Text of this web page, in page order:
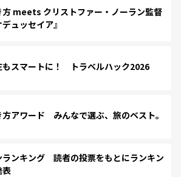
方 meets クリストファー・ノーラン監督
ュッセイア』
もスマートに！ トラベルハック2026
アワード みんなで選ぶ、旅のベスト。
ランキング 読者の投票をもとにランキン
表